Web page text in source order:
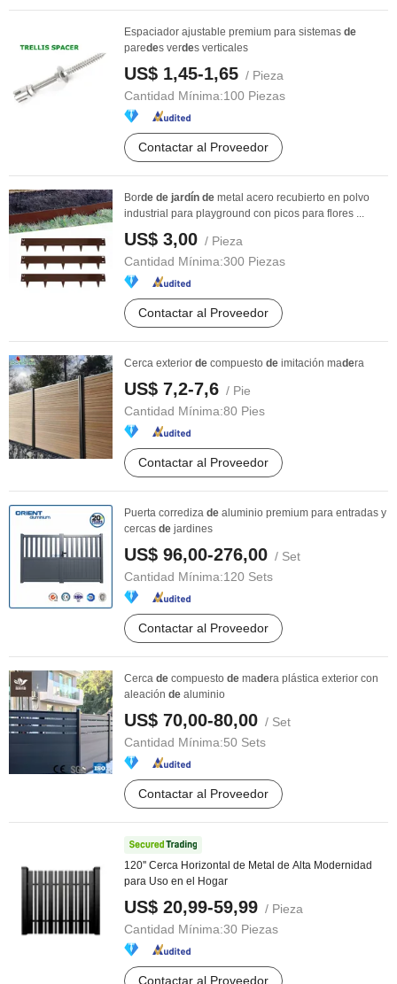
Espaciador ajustable premium para sistemas de
paredes verdes verticales
US$ 1,45-1,65 / Pieza
Cantidad Mínima:100 Piezas
Contactar al Proveedor
Borde de jardín de metal acero recubierto en polvo
industrial para playground con picos para flores ...
US$ 3,00 / Pieza
Cantidad Mínima:300 Piezas
Contactar al Proveedor
Cerca exterior de compuesto de imitación madera
US$ 7,2-7,6 / Pie
Cantidad Mínima:80 Pies
Contactar al Proveedor
Puerta corrediza de aluminio premium para entradas y
cercas de jardines
US$ 96,00-276,00 / Set
Cantidad Mínima:120 Sets
Contactar al Proveedor
Cerca de compuesto de madera plástica exterior con
aleación de aluminio
US$ 70,00-80,00 / Set
Cantidad Mínima:50 Sets
Contactar al Proveedor
120'' Cerca Horizontal de Metal de Alta Modernidad
para Uso en el Hogar
US$ 20,99-59,99 / Pieza
Cantidad Mínima:30 Piezas
Contactar al Proveedor